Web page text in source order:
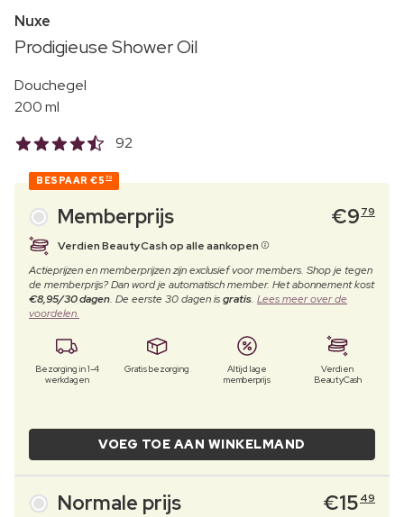
Nuxe
Prodigieuse Shower Oil
Douchegel
200 ml
92
BESPAAR €5 70
Memberprijs €9 79
Verdien BeautyCash op alle aankopen
Actieprijzen en memberprijzen zijn exclusief voor members. Shop je tegen
de memberprijs? Dan word je automatisch member. Het abonnement kost
€8,95/30 dagen. De eerste 30 dagen isgratis. Lees meer over de
voordelen.
Bezorging in 1-4
werkdagen
Gratis bezorging
Altijd lage
memberprijs
Verdien
BeautyCash
VOEG TOE AAN WINKELMAND
Normale prijs €15 49